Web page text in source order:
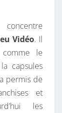
Vidéo. Il
le
capsules
permis de
et
les